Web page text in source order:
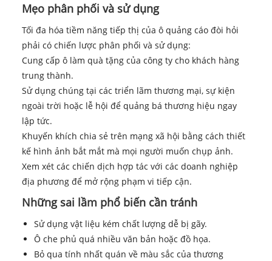
Mẹo phân phối và sử dụng
Tối đa hóa tiềm năng tiếp thị của ô quảng cáo đòi hỏi
phải có chiến lược phân phối và sử dụng:
Cung cấp ô làm quà tặng của công ty cho khách hàng
trung thành.
Sử dụng chúng tại các triển lãm thương mại, sự kiện
ngoài trời hoặc lễ hội để quảng bá thương hiệu ngay
lập tức.
Khuyến khích chia sẻ trên mạng xã hội bằng cách thiết
kế hình ảnh bắt mắt mà mọi người muốn chụp ảnh.
Xem xét các chiến dịch hợp tác với các doanh nghiệp
địa phương để mở rộng phạm vi tiếp cận.
Những sai lầm phổ biến cần tránh
Sử dụng vật liệu kém chất lượng dễ bị gãy.
Ô che phủ quá nhiều văn bản hoặc đồ họa.
Bỏ qua tính nhất quán về màu sắc của thương